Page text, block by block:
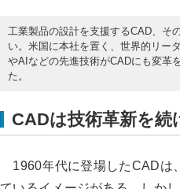
工業製品の設計を支援するCAD、そ
い。米国に本社を置く、世界的リー
やAIなどの先進技術がCADにも変革
た。
CADは技術革新を続
1960年代に登場したCADは